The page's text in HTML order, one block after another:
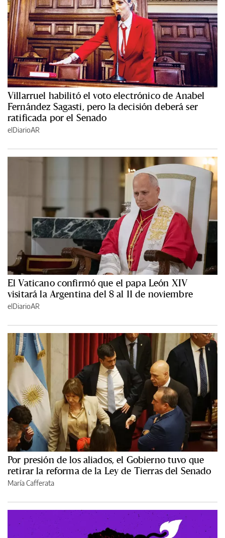
Villarruel habilitó el voto electrónico de Anabel
Fernández Sagasti, pero la decisión deberá ser
ratificada por el Senado
elDiarioAR
El Vaticano confirmó que el papa León XIV
visitará la Argentina del 8 al 11 de noviembre
elDiarioAR
Por presión de los aliados, el Gobierno tuvo que
retirar la reforma de la Ley de Tierras del Senado
María Cafferata